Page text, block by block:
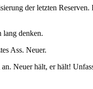
der letzten
denken.
Ass. Neuer.
Neuer hält, er hält!